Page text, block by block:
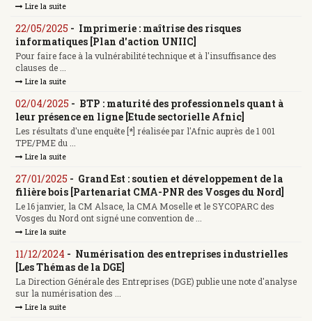
Lire la suite
22/05/2025 - Imprimerie : maîtrise des risques
informatiques [Plan d'action UNIIC]
Pour faire face à la vulnérabilité technique et à l'insuffisance des
clauses de ...
Lire la suite
02/04/2025 - BTP : maturité des professionnels quant à
leur présence en ligne [Etude sectorielle Afnic]
Les résultats d'une enquête [*] réalisée par l'Afnic auprès de 1 001
TPE/PME du ...
Lire la suite
27/01/2025 - Grand Est : soutien et développement de la
filière bois [Partenariat CMA-PNR des Vosges du Nord]
Le 16 janvier, la CM Alsace, la CMA Moselle et le SYCOPARC des
Vosges du Nord ont signé une convention de ...
Lire la suite
11/12/2024 - Numérisation des entreprises industrielles
[Les Thémas de la DGE]
La Direction Générale des Entreprises (DGE) publie une note d'analyse
sur la numérisation des ...
Lire la suite